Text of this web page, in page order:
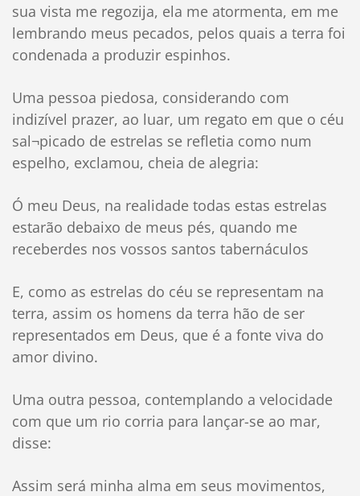
sua vista me regozija, ela me atormenta, em me
lembrando meus pecados, pelos quais a terra foi
condenada a produzir espinhos.
Uma pessoa piedosa, considerando com
indizível prazer, ao luar, um regato em que o céu
sal¬picado de estrelas se refletia como num
espelho, exclamou, cheia de alegria:
Ó meu Deus, na realidade todas estas estrelas
estarão debaixo de meus pés, quando me
receberdes nos vossos santos tabernáculos
E, como as estrelas do céu se representam na
terra, assim os homens da terra hão de ser
representados em Deus, que é a fonte viva do
amor divino.
Uma outra pessoa, contemplando a velocidade
com que um rio corria para lançar-se ao mar,
disse:
Assim será minha alma em seus movimentos,